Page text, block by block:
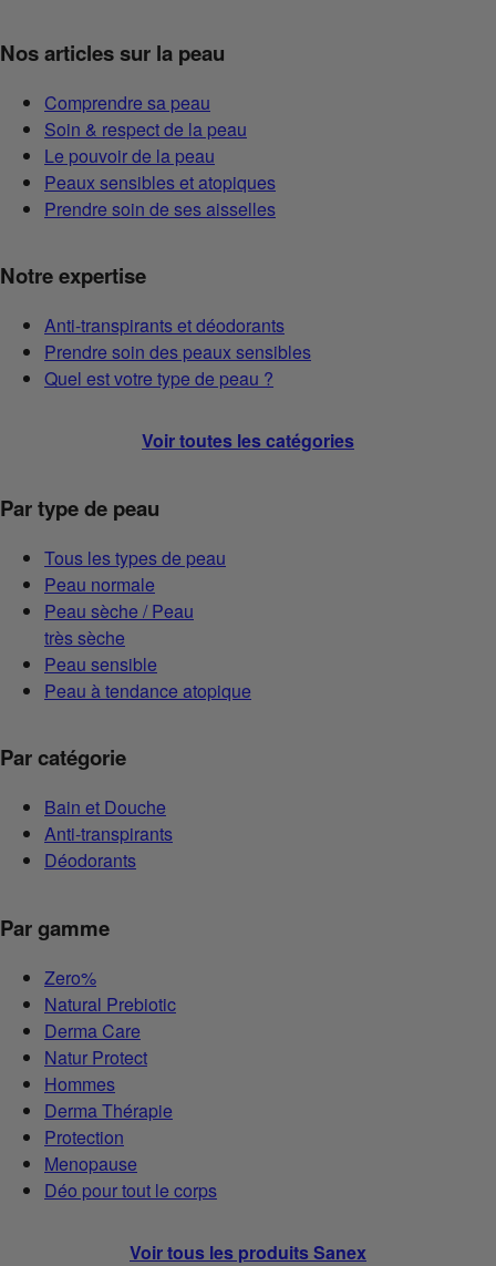
Nos articles sur la peau
Comprendre sa peau
Soin & respect de la peau
Le pouvoir de la peau
Peaux sensibles et atopiques
Prendre soin de ses aisselles
Notre expertise
Anti-transpirants et déodorants
Prendre soin des peaux sensibles
Quel est votre type de peau ?
Voir toutes les catégories
Par type de peau
Tous les types de peau
Peau normale
Peau sèche / Peau
très sèche
Peau sensible
Peau à tendance atopique
Par catégorie
Bain et Douche
Anti-transpirants
Déodorants
Par gamme
Zero%
Natural Prebiotic
Derma Care
Natur Protect
Hommes
Derma Thérapie
Protection
Menopause
Déo pour tout le corps
Voir tous les produits Sanex